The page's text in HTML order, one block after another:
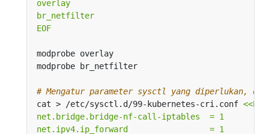
EOF
# Mengatur parameter sysctl yang diperlukan,
cat > /etc/sysctl.d/99-kubernetes-cri.conf